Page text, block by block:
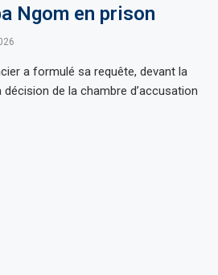
Ngom en prison
a formulé sa requête, devant la
de la chambre d’accusation